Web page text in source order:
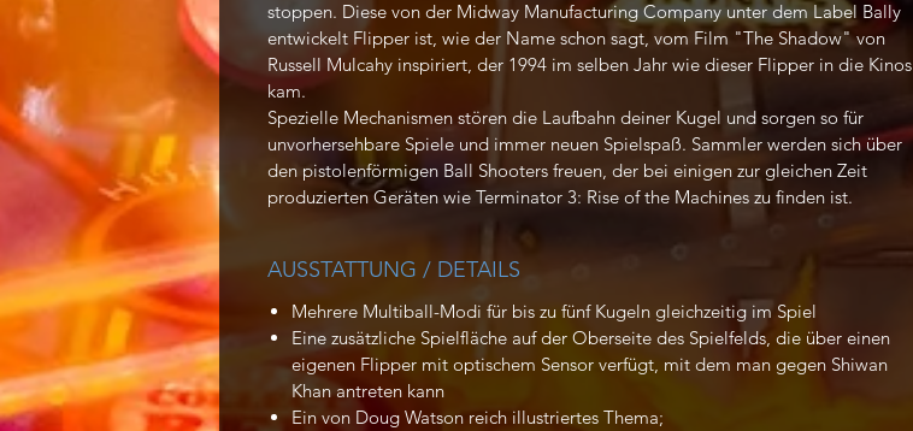
stoppen. Diese von der Midway Manufacturing Company unter dem Label Bally
entwickelt Flipper ist, wie der Name schon sagt, vom Film "The Shadow" von
Russell Mulcahy inspiriert, der 1994 im selben Jahr wie dieser Flipper in die Kinos
kam.
Spezielle Mechanismen stören die Laufbahn deiner Kugel und sorgen so für
unvorhersehbare Spiele und immer neuen Spielspaß. Sammler werden sich über
den pistolenförmigen Ball Shooters freuen, der bei einigen zur gleichen Zeit
produzierten Geräten wie Terminator 3: Rise of the Machines zu finden ist.
AUSSTATTUNG / DETAILS
Mehrere Multiball-Modi für bis zu fünf Kugeln gleichzeitig im Spiel
Eine zusätzliche Spielfläche auf der Oberseite des Spielfelds, die über einen
eigenen Flipper mit optischem Sensor verfügt, mit dem man gegen Shiwan
Khan antreten kann
Ein von Doug Watson reich illustriertes Thema;